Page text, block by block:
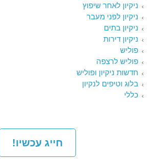
ניקיון לאחר שיפוץ
ניקיון לפני מעבר
ניקיון בתים
ניקיון דירות
פוליש
פוליש לרצפה
חדשות ניקיון ופוליש
בלוג וטיפים לנקיון
כללי
חייג עכשיו!